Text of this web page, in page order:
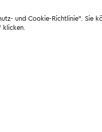
und Cookie-Richtlinie". Sie
klicken.